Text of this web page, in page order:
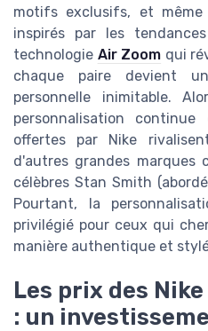
motifs exclusifs, et
inspirés par les
technologie Air Zoom qui
chaque paire devient
personnelle inimitable.
personnalisation continue
offertes par Nike
d'autres grandes marques
célèbres Stan Smith
Pourtant, la
privilégié pour ceux qui
manière authentique et
Les prix des
: un